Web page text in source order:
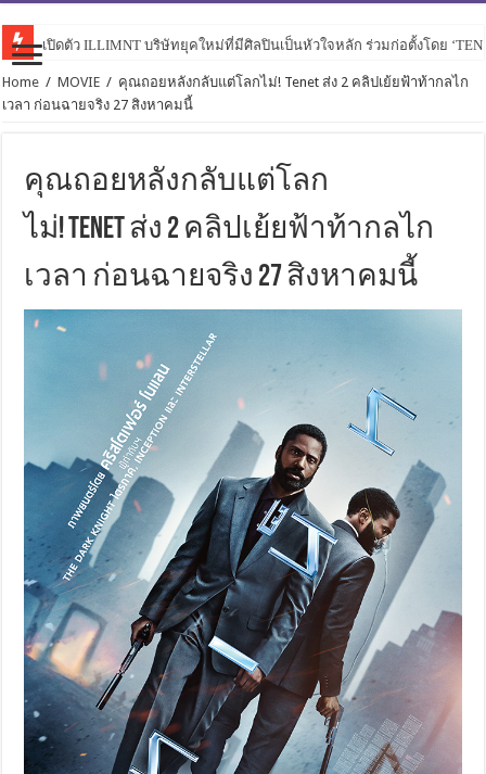
เปิดตัว ILLIMNT บริษัทยุคใหม่ที่มีศิลปินเป็นหัวใจหลัก ร่วมก่อตั้งโดย
Home / MOVIE / คุณถอยหลังกลับแต่โลกไม่! Tenet ส่ง 2 คลิปเย้ยฟ้าท้ากลไก
เวลา ก่อนฉายจริง 27 สิงหาคมนี้
คุณถอยหลังกลับแต่โลก
ไม่! Tenet ส่ง 2 คลิปเย้ยฟ้าท้ากลไก
เวลา ก่อนฉายจริง 27 สิงหาคมนี้